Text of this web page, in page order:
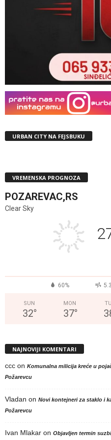
URBAN CITY NA FEJSBUKU
VREMENSKA PROGNOZA
POZAREVAC,RS
Clear Sky
60%
SUN
32°
MON
37°
NAJNOVIJI KOMENTARI
ccc on Komunalna milicija kreće u
Požarevcu
Vladan on Novi kontejneri za staklo i
Požarevcu
Ivan Mlakar on Objavljen termin